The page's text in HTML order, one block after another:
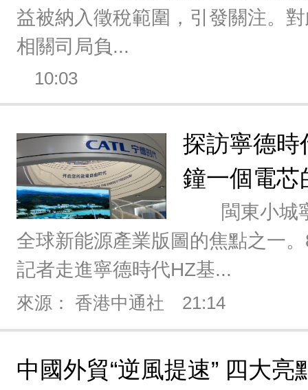
益被納入徵稅範圍，引發關注。
相關司局負...
10:03
探訪寧德
鐘一個電芯
閩東小城寧
全球新能源產業版圖的焦點之一
記者走進寧德時代HZ基...
來源： 香港中通社 21:14
中國外貿“逆風提速” 四大